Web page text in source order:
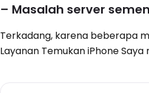
– Masalah server
Terkadang, karena beberapa
Layanan Temukan iPhone